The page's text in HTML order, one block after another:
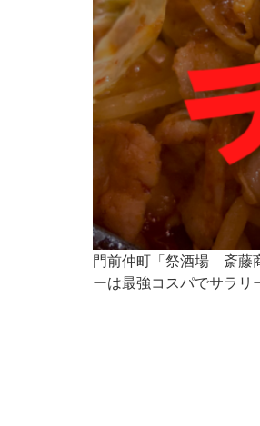
門前仲町「祭酒場 斎藤
ーは最強コスパでサラ